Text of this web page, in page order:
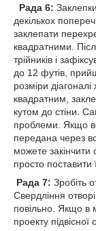
Рада 6:
декількох
заклепати
квадратними.
трійників і
до 12 футів,
розміри
квадратним,
кутом до стіни.
проблеми. Якщо
передана через
можете закінчити
просто поставити
Рада 7: Зробіть
Свердління
повільно. Якщо в
проекту